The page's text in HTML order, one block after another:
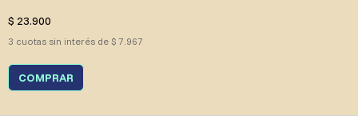
$ 23.900
3 cuotas sin interés de $ 7.967
COMPRAR